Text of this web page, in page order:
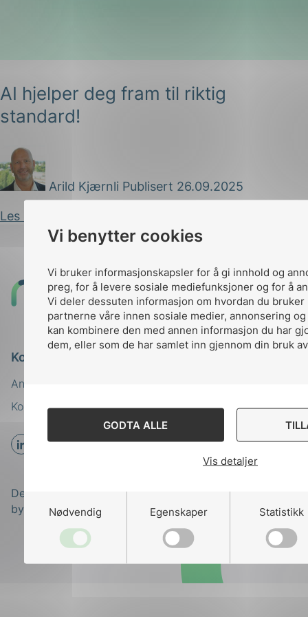
Vi benytter cookies
Vi bruker informasjonskapsler for å gi innhold og
preg, for å levere sosiale mediefunksjoner og for å
Vi deler dessuten informasjon om hvordan du
partnerne våre innen sosiale medier, annonsering
kan kombinere den med annen informasjon du har
dem, eller som de har samlet inn gjennom din bruk
GODTA ALLE
Vis detaljer
Nødvendig Egenskaper Statistikk
AI hjelper deg fram til riktig
standard!
Arild Kjærnli Publisert 26.09.2025
Les innlegg
Kontakt oss
Ansatte
nek@nek.no
Kontakt
Designed and developed
by
Stem Agency
Til
toppen